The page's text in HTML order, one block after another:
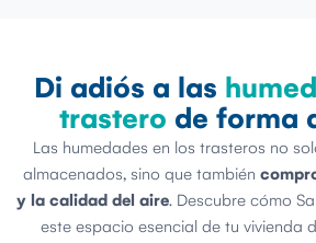
Di adiós a las
trastero de forma
Las humedades en los trasteros no
almacenados, sino que también
y la calidad del aire. Descubre cómo
este espacio esencial de tu vivienda